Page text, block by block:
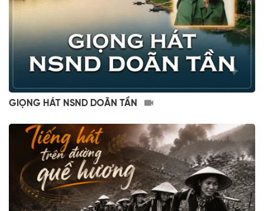
GIỌNG HÁT NSND DOÃN TẦN